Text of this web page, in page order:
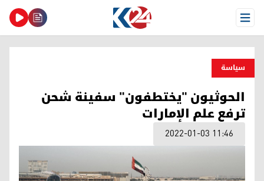
Open Menu
سیاسة
الحوثيون "يختطفون" سفينة شحن
ترفع علم الإمارات
2022-01-03 11:46